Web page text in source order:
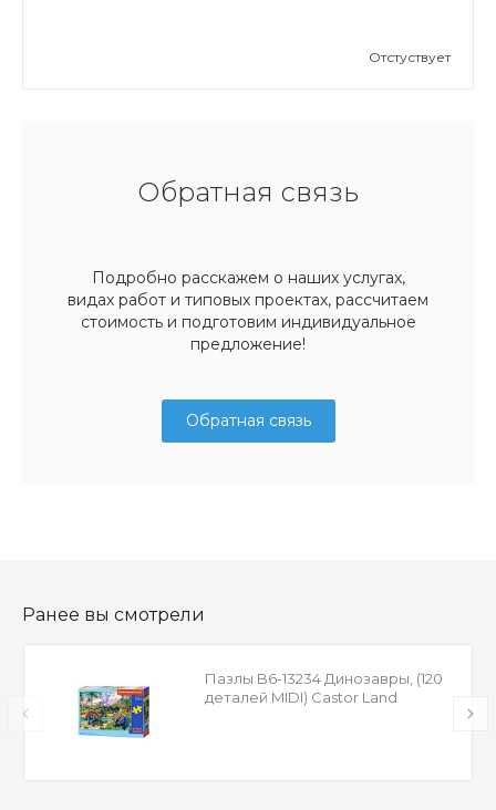
Отстуствует
Обратная связь
Подробно расскажем о наших услугах,
видах работ и типовых проектах, рассчитаем
стоимость и подготовим индивидуальное
предложение!
Обратная связь
Ранее вы смотрели
Пазлы B6-13234 Динозавры, (120
деталей MIDI) Castor Land